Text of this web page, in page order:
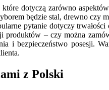
dotyczą zarówno
będzie stal, drewno czy
pytanie dotyczy
produktów – czy można
i bezpieczeństwo posesji.
z Polski